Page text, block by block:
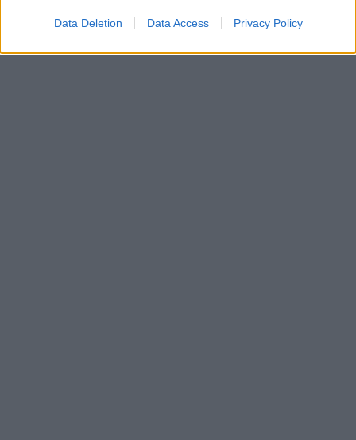
Data Deletion Data Access Privacy Policy